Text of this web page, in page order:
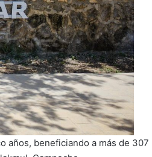
años, beneficiando a más de 307